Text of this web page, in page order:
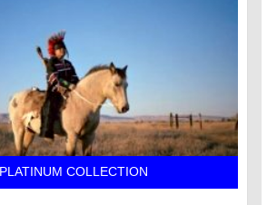
PLATINUM COLLECTION